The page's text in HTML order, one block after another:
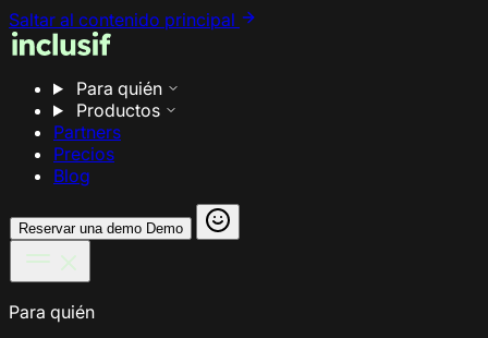
Saltar al contenido principal
Para quién
Productos
Partners
Precios
Blog
Reservar una demo Demo
Para quién